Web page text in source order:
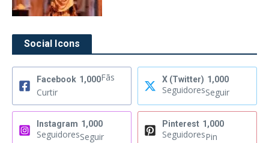
Social Icons
Facebook 1,000Fãs
Curtir
X (Twitter) 1,000
SeguidoresSeguir
Instagram 1,000
SeguidoresSeguir
Pinterest 1,000
SeguidoresPin